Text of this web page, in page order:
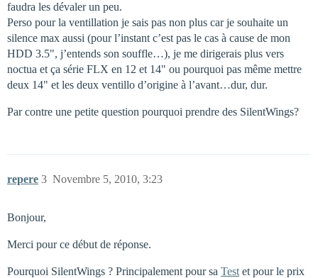
faudra les dévaler un peu.
Perso pour la ventillation je sais pas non plus car je souhaite un
silence max aussi (pour l’instant c’est pas le cas à cause de mon
HDD 3.5", j’entends son souffle…), je me dirigerais plus vers
noctua et ça série FLX en 12 et 14" ou pourquoi pas même mettre
deux 14" et les deux ventillo d’origine à l’avant…dur, dur.
Par contre une petite question pourquoi prendre des SilentWings?
repere Novembre 5, 2010, 3:23
3
Bonjour,
Merci pour ce début de réponse.
Pourquoi SilentWings ? Principalement pour sa Test et pour le prix